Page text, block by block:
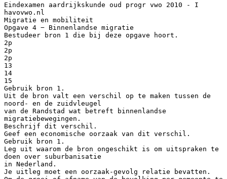
Eindexamen aardrijkskunde oud progr vwo 2010 - I
havovwo.nl
Migratie en mobiliteit
Opgave 4 − Binnenlandse migratie
Bestudeer bron 1 die bij deze opgave hoort.
2p
2p
2p
13
14
15
Gebruik bron 1.
Uit de bron valt een verschil op te maken tussen de
noord- en de zuidvleugel
van de Randstad wat betreft binnenlandse
migratiebewegingen.
Beschrijf dit verschil.
Geef een economische oorzaak van dit verschil.
Gebruik bron 1.
Leg uit waarom de bron ongeschikt is om uitspraken te
doen over suburbanisatie
in Nederland.
Je uitleg moet een oorzaak-gevolg relatie bevatten.